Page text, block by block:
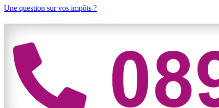
Une question sur vos impôts ?